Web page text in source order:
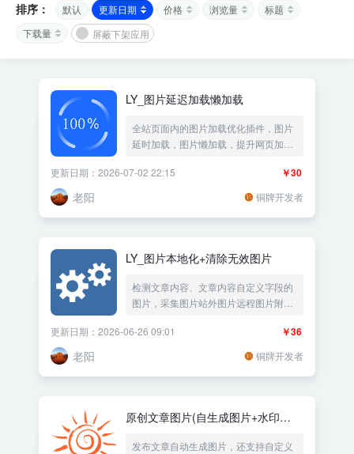
排序： 默认 更新日期 价格 浏览量
标题
下载量
屏蔽下架应用
LY_图片延迟加载懒加载
全站页面内的图片加载优化插件，图片
延时加载，图片懒加载，提升网页加载
￥30
更新日期：2026-07-02 22:15
老阳 铜牌开发者
LY_图片本地化+清除无效图片
检测文章内容、文章内容自定义字段的
图片，采集图片站外图片远程图片附件
地化，压缩改变图片MD5值，检查清除
无效图片、失效图片、不存在的图片、
￥36
更新日期：2026-06-26 09:01
老阳 铜牌开发者
原创文章图片(自生成图片+水印
发布文章自动生成图片，还支持自定义